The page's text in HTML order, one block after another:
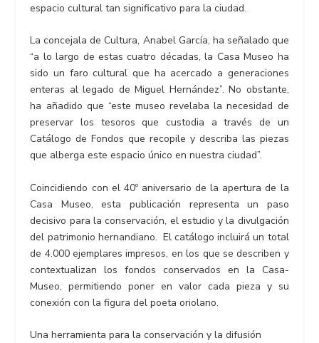
espacio cultural tan significativo para la ciudad.
La concejala de Cultura, Anabel García, ha señalado que
“a lo largo de estas cuatro décadas, la Casa Museo ha
sido un faro cultural que ha acercado a generaciones
enteras al legado de Miguel Hernández”. No obstante,
ha añadido que “este museo revelaba la necesidad de
preservar los tesoros que custodia a través de un
Catálogo de Fondos que recopile y describa las piezas
que alberga este espacio único en nuestra ciudad”.
Coincidiendo con el 40º aniversario de la apertura de la
Casa Museo, esta publicación representa un paso
decisivo para la conservación, el estudio y la divulgación
del patrimonio hernandiano. El catálogo incluirá un total
de 4.000 ejemplares impresos, en los que se describen y
contextualizan los fondos conservados en la Casa-
Museo, permitiendo poner en valor cada pieza y su
conexión con la figura del poeta oriolano.
Una herramienta para la conservación y la difusión